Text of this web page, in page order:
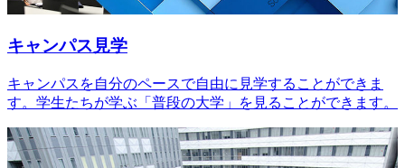
キャンパス見学
キャンパスを自分のペースで自由に見学することができま
す。学生たちが学ぶ「普段の大学」を見ることができます。